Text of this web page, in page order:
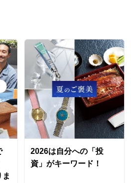
2026は自分への「投
資」がキーワード！